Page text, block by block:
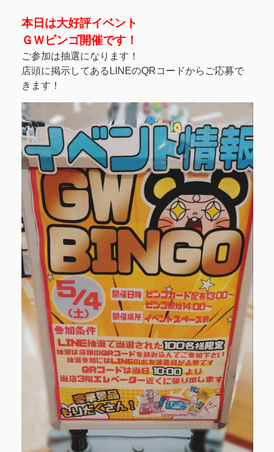
本日は大好評イベント
ＧＷビンゴ開催です！
ご参加は抽選になります！
店頭に掲示してあるLINEのQRコードからご応募で
きます！